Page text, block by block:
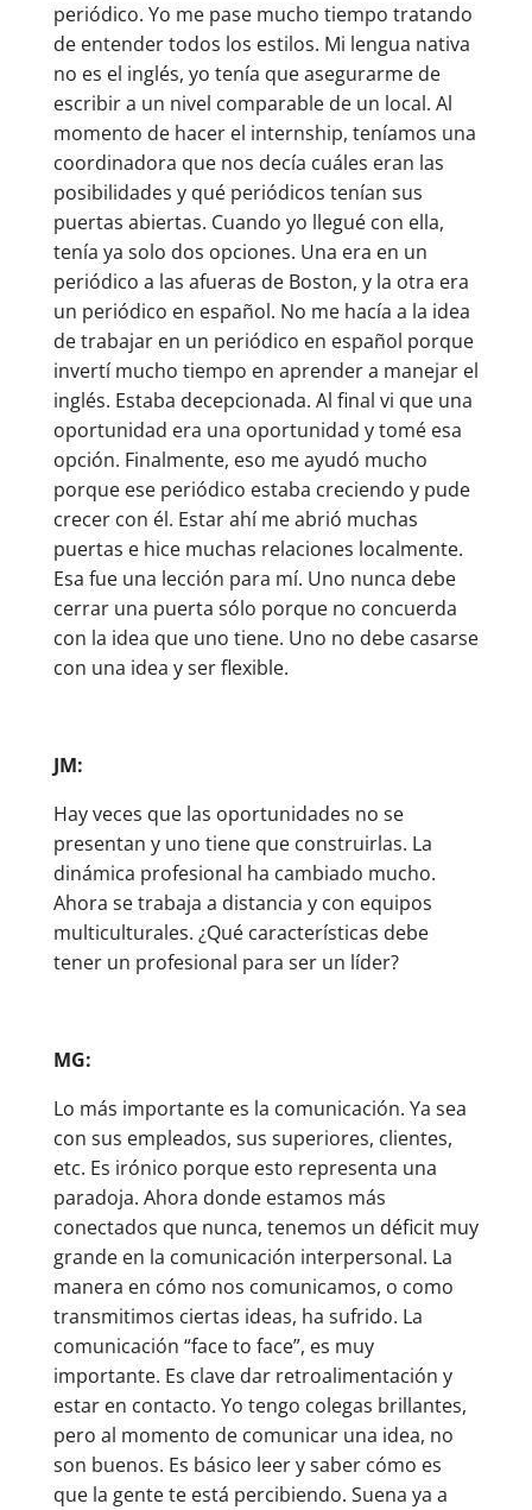
periódico. Yo me pase mucho tiempo tratando
de entender todos los estilos. Mi lengua nativa
no es el inglés, yo tenía que asegurarme de
escribir a un nivel comparable de un local. Al
momento de hacer el internship, teníamos una
coordinadora que nos decía cuáles eran las
posibilidades y qué periódicos tenían sus
puertas abiertas. Cuando yo llegué con ella,
tenía ya solo dos opciones. Una era en un
periódico a las afueras de Boston, y la otra era
un periódico en español. No me hacía a la idea
de trabajar en un periódico en español porque
invertí mucho tiempo en aprender a manejar el
inglés. Estaba decepcionada. Al final vi que una
oportunidad era una oportunidad y tomé esa
opción. Finalmente, eso me ayudó mucho
porque ese periódico estaba creciendo y pude
crecer con él. Estar ahí me abrió muchas
puertas e hice muchas relaciones localmente.
Esa fue una lección para mí. Uno nunca debe
cerrar una puerta sólo porque no concuerda
con la idea que uno tiene. Uno no debe casarse
con una idea y ser flexible.
JM:
Hay veces que las oportunidades no se
presentan y uno tiene que construirlas. La
dinámica profesional ha cambiado mucho.
Ahora se trabaja a distancia y con equipos
multiculturales. ¿Qué características debe
tener un profesional para ser un líder?
MG:
Lo más importante es la comunicación. Ya sea
con sus empleados, sus superiores, clientes,
etc. Es irónico porque esto representa una
paradoja. Ahora donde estamos más
conectados que nunca, tenemos un déficit muy
grande en la comunicación interpersonal. La
manera en cómo nos comunicamos, o como
transmitimos ciertas ideas, ha sufrido. La
comunicación “face to face”, es muy
importante. Es clave dar retroalimentación y
estar en contacto. Yo tengo colegas brillantes,
pero al momento de comunicar una idea, no
son buenos. Es básico leer y saber cómo es
que la gente te está percibiendo. Suena ya a